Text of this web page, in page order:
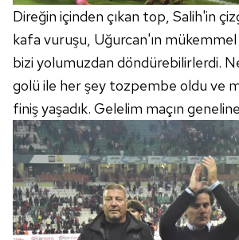
Direğin içinden çıkan top, Salih'in
kafa vuruşu, Uğurcan'ın mükemmel
bizi yolumuzdan döndürebilirlerdi.
golü ile her şey tozpembe oldu ve
finiş yaşadık. Gelelim maçın